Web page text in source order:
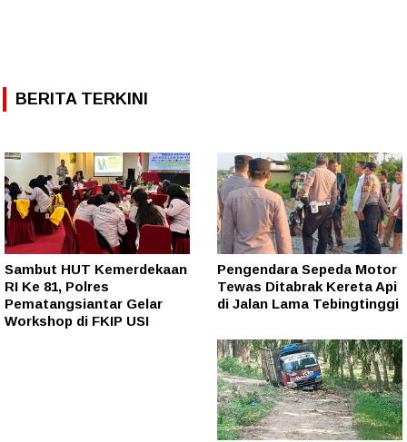
BERITA TERKINI
Sambut HUT Kemerdekaan
RI Ke 81, Polres
Pematangsiantar Gelar
Workshop di FKIP USI
Pengendara Sepeda Motor
Tewas Ditabrak Kereta Api
di Jalan Lama Tebingtinggi